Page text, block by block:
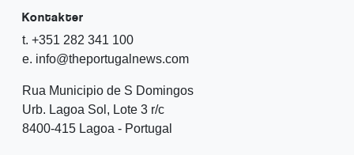
Kontakter
t. +351 282 341 100
e. info@theportugalnews.com
Rua Municipio de S Domingos
Urb. Lagoa Sol, Lote 3 r/c
8400-415 Lagoa - Portugal